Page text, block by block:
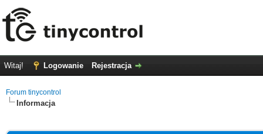
Witaj! Logowanie Rejestracja
Forum tinycontrol
Informacja